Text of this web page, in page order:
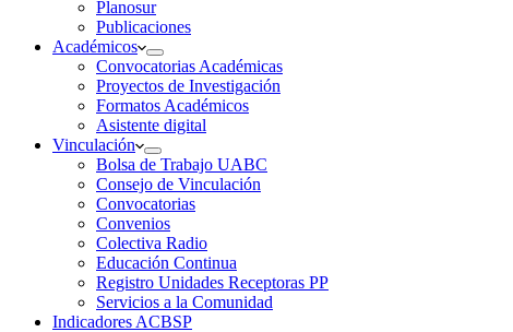
Planosur
Publicaciones
Académicos
Convocatorias Académicas
Proyectos de Investigación
Formatos Académicos
Asistente digital
Vinculación
Bolsa de Trabajo UABC
Consejo de Vinculación
Convocatorias
Convenios
Colectiva Radio
Educación Continua
Registro Unidades Receptoras PP
Servicios a la Comunidad
Indicadores ACBSP